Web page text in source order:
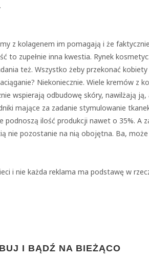
z kolagenem im pomagają i że
to zupełnie inna kwestia. Rynek
też. Wszystko żeby przekonać
Niekoniecznie. Wiele kremów z
wspierają odbudowę skóry, nawilżają ją,
mające za zadanie stymulowanie
ilość produkcji nawet o 35%. A
nie pozostanie na nią obojętna. Ba,
i nie każda reklama ma podstawę w
I BĄDŹ NA BIEŻĄCO